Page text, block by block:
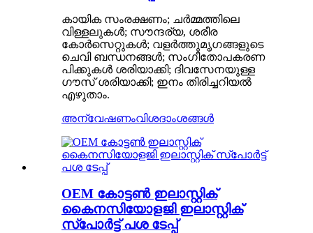
കായിക സംരക്ഷണം; ചർമ്മത്തിലെ
വിള്ളലുകൾ; സൗന്ദര്യ, ശരീര
കോർസെറ്റുകൾ; വളർത്തുമൃഗങ്ങളുടെ
ചെവി ബന്ധനങ്ങൾ; സംഗീതോപകരണ
പിക്കുകൾ ശരിയാക്കി; ദിവസേനയുള്ള
ഗൗസ് ശരിയാക്കി; ഇനം തിരിച്ചറിയൽ
എഴുതാം.
അന്വേഷണംവിശദാംശങ്ങൾ
OEM കോട്ടൺ ഇലാസ്റ്റിക്
കൈനസിയോളജി ഇലാസ്റ്റിക്
സ്പോർട്ട് പശ ടേപ്പ്